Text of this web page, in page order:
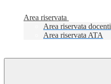
Area riservata
Area riservata docenti
Area riservata ATA